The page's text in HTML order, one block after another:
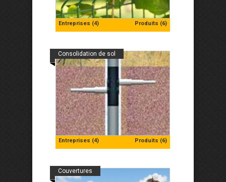
Entreprises (4) Produits (6)
Entreprises (4) Produits (6)
Consolidation de sol
Couvertures